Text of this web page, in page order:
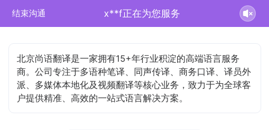
结束沟通 x**f正在为您服务
北京尚语翻译是一家拥有15+年行业积淀的高端语言服务
商。公司专注于多语种笔译、同声传译、商务口译、译员外
派、多媒体本地化及视频翻译等核心业务，致力于为全球客
户提供精准、高效的一站式语言解决方案。